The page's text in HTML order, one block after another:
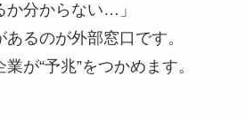
か分からない…」
るのが外部窓口です。
が“予兆”をつかめます。